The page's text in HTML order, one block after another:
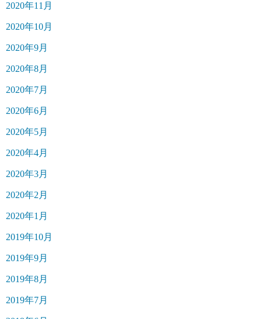
2020年11月
2020年10月
2020年9月
2020年8月
2020年7月
2020年6月
2020年5月
2020年4月
2020年3月
2020年2月
2020年1月
2019年10月
2019年9月
2019年8月
2019年7月